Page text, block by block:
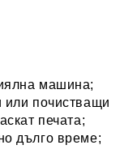
машина;
или почистващи
печата;
дълго време;